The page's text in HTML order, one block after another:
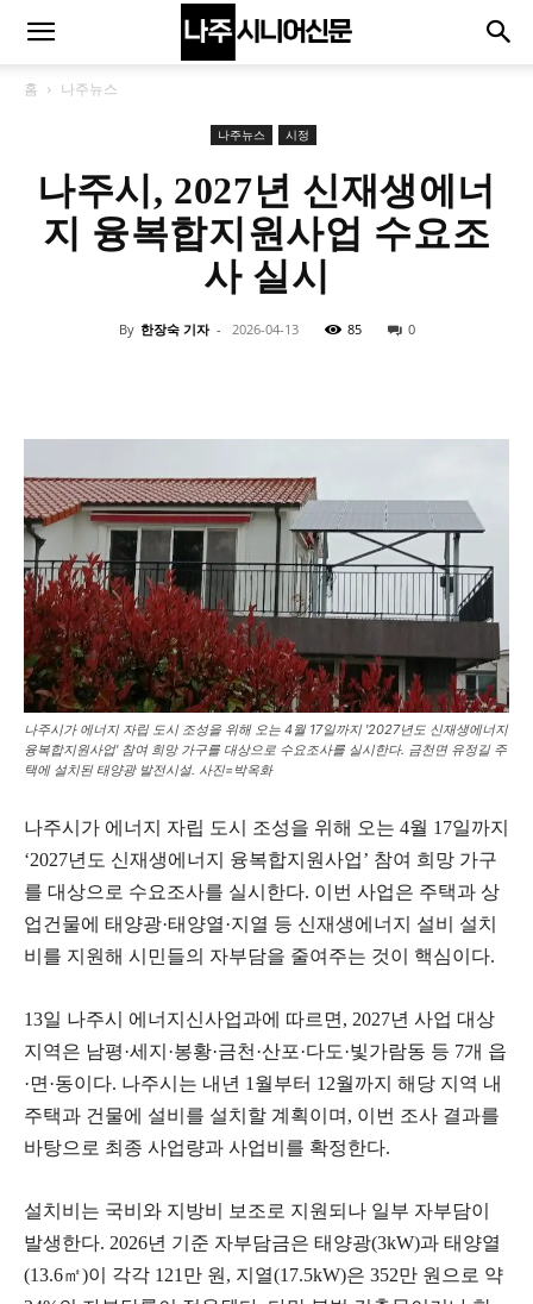
홈 나주뉴스
나주뉴스 시정
나주시, 2027년 신재생에너
지 융복합지원사업 수요조
사 실시
By 한장숙 기자 - 2026-04-13 85 0
나주시가 에너지 자립 도시 조성을 위해 오는 4월 17일까지 '2027년도 신재생에너지
융복합지원사업' 참여 희망 가구를 대상으로 수요조사를 실시한다. 금천면 유정길 주
택에 설치된 태양광 발전시설. 사진=박옥화
나주시가 에너지 자립 도시 조성을 위해 오는 4월 17일까지
‘2027년도 신재생에너지 융복합지원사업’ 참여 희망 가구
를 대상으로 수요조사를 실시한다. 이번 사업은 주택과 상
업건물에 태양광·태양열·지열 등 신재생에너지 설비 설치
비를 지원해 시민들의 자부담을 줄여주는 것이 핵심이다.
13일 나주시 에너지신사업과에 따르면, 2027년 사업 대상
지역은 남평·세지·봉황·금천·산포·다도·빛가람동 등 7개 읍
·면·동이다. 나주시는 내년 1월부터 12월까지 해당 지역 내
주택과 건물에 설비를 설치할 계획이며, 이번 조사 결과를
바탕으로 최종 사업량과 사업비를 확정한다.
설치비는 국비와 지방비 보조로 지원되나 일부 자부담이
발생한다. 2026년 기준 자부담금은 태양광(3kW)과 태양열
(13.6㎡)이 각각 121만 원, 지열(17.5kW)은 352만 원으로 약